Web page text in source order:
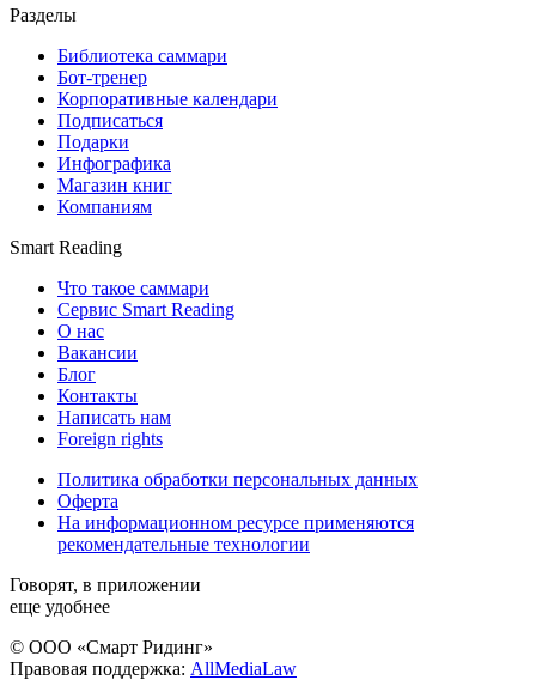
Разделы
Библиотека саммари
Бот-тренер
Корпоративные календари
Подписаться
Подарки
Инфографика
Магазин книг
Компаниям
Smart Reading
Что такое саммари
Сервис Smart Reading
О нас
Вакансии
Блог
Контакты
Написать нам
Foreign rights
Политика обработки персональных данных
Оферта
На информационном ресурсе применяются
рекомендательные технологии
Говорят, в приложении
еще удобнее
© ООО «Смарт Ридинг»
Правовая поддержка: AllMediaLaw